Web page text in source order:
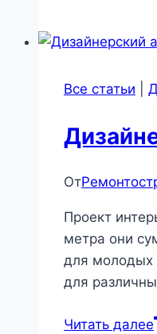
Все статьи
От
Проект
метра они
для молодых
для
Читать далее